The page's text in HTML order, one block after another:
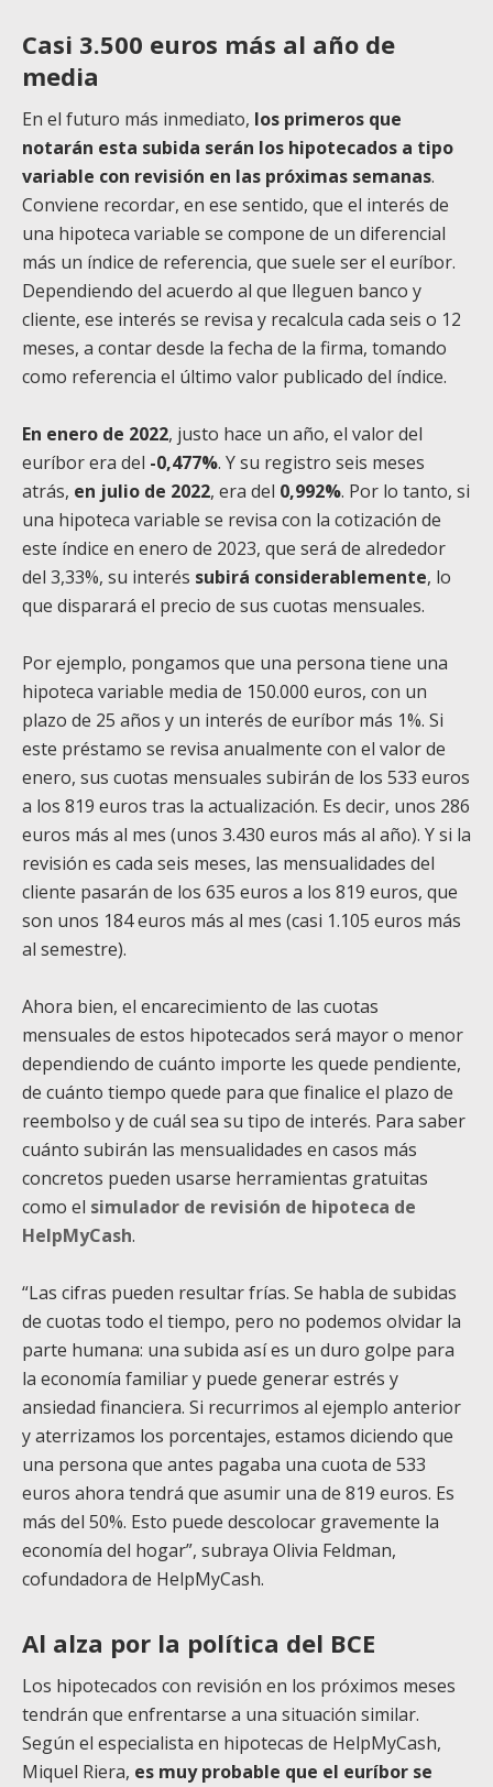
Casi 3.500 euros más al año de
media
En el futuro más inmediato, los primeros que
notarán esta subida serán los hipotecados a tipo
variable con revisión en las próximas semanas.
Conviene recordar, en ese sentido, que el interés de
una hipoteca variable se compone de un diferencial
más un índice de referencia, que suele ser el euríbor.
Dependiendo del acuerdo al que lleguen banco y
cliente, ese interés se revisa y recalcula cada seis o 12
meses, a contar desde la fecha de la firma, tomando
como referencia el último valor publicado del índice.
En enero de 2022, justo hace un año, el valor del
euríbor era del -0,477%. Y su registro seis meses
atrás, en julio de 2022, era del 0,992%. Por lo tanto, si
una hipoteca variable se revisa con la cotización de
este índice en enero de 2023, que será de alrededor
del 3,33%, su interés subirá considerablemente, lo
que disparará el precio de sus cuotas mensuales.
Por ejemplo, pongamos que una persona tiene una
hipoteca variable media de 150.000 euros, con un
plazo de 25 años y un interés de euríbor más 1%. Si
este préstamo se revisa anualmente con el valor de
enero, sus cuotas mensuales subirán de los 533 euros
a los 819 euros tras la actualización. Es decir, unos 286
euros más al mes (unos 3.430 euros más al año). Y si la
revisión es cada seis meses, las mensualidades del
cliente pasarán de los 635 euros a los 819 euros, que
son unos 184 euros más al mes (casi 1.105 euros más
al semestre).
Ahora bien, el encarecimiento de las cuotas
mensuales de estos hipotecados será mayor o menor
dependiendo de cuánto importe les quede pendiente,
de cuánto tiempo quede para que finalice el plazo de
reembolso y de cuál sea su tipo de interés. Para saber
cuánto subirán las mensualidades en casos más
concretos pueden usarse herramientas gratuitas
como el simulador de revisión de hipoteca de
HelpMyCash.
“Las cifras pueden resultar frías. Se habla de subidas
de cuotas todo el tiempo, pero no podemos olvidar la
parte humana: una subida así es un duro golpe para
la economía familiar y puede generar estrés y
ansiedad financiera. Si recurrimos al ejemplo anterior
y aterrizamos los porcentajes, estamos diciendo que
una persona que antes pagaba una cuota de 533
euros ahora tendrá que asumir una de 819 euros. Es
más del 50%. Esto puede descolocar gravemente la
economía del hogar”, subraya Olivia Feldman,
cofundadora de HelpMyCash.
Al alza por la política del BCE
Los hipotecados con revisión en los próximos meses
tendrán que enfrentarse a una situación similar.
Según el especialista en hipotecas de HelpMyCash,
Miquel Riera, es muy probable que el euríbor se